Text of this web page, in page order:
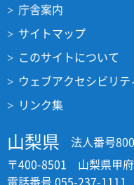
庁舎案内
サイトマップ
このサイトについて
ウェブアクセシビリ
リンク集
山梨県
法人番号
〒400-8501 山梨県甲
電話番号 055-237-1111